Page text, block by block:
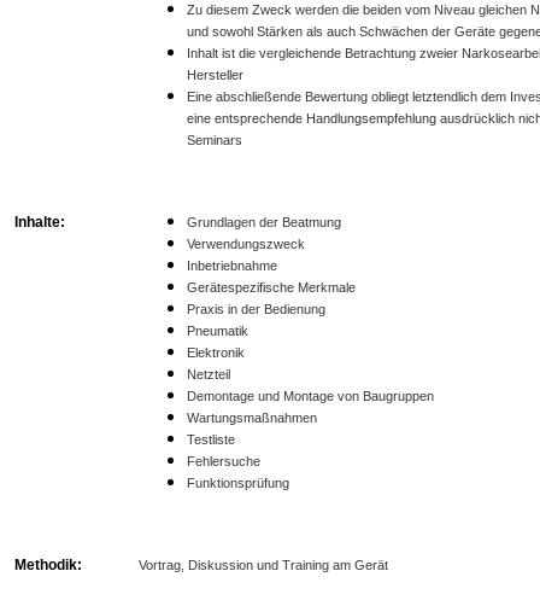
Zu diesem Zweck werden die beiden vom Niveau gleichen
und sowohl Stärken als auch Schwächen der Geräte
Inhalt ist die vergleichende Betrachtung zweier
Hersteller
Eine abschließende Bewertung obliegt letztendlich dem
eine entsprechende Handlungsempfehlung ausdrücklich
Seminars
Inhalte:
Grundlagen der Beatmung
Verwendungszweck
Inbetriebnahme
Gerätespezifische Merkmale
Praxis in der Bedienung
Pneumatik
Elektronik
Netzteil
Demontage und Montage von Baugruppen
Wartungsmaßnahmen
Testliste
Fehlersuche
Funktionsprüfung
Methodik: Vortrag, Diskussion und Training am Gerät